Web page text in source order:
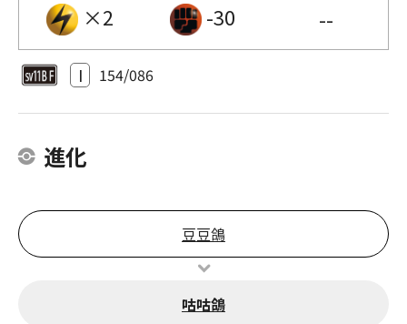
×2 -30 --
I 154/086
進化
豆豆鴿
咕咕鴿